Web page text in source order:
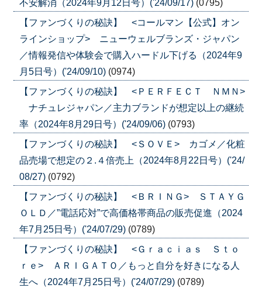
不安解消（2024年9月12日号）('24/09/17) (0795)
【ファンづくりの秘訣】 <コールマン【公式】オン
ラインショップ> ニューウェルブランズ・ジャパン
／情報発信や体験会で購入ハードル下げる（2024年9
月5日号）('24/09/10) (0974)
【ファンづくりの秘訣】 <ＰＥＲＦＥＣＴ ＮＭＮ>
ナチュレジャパン／主力ブランドが想定以上の継続
率（2024年8月29日号）('24/09/06) (0793)
【ファンづくりの秘訣】 <ＳＯＶＥ> カゴメ／化粧
品売場で想定の２.４倍売上（2024年8月22日号）('24/
08/27) (0792)
【ファンづくりの秘訣】 <ＢＲＩＮＧ> ＳＴＡＹＧ
ＯＬＤ／”電話応対”で高価格帯商品の販売促進（2024
年7月25日号）('24/07/29) (0789)
【ファンづくりの秘訣】 <Ｇｒａｃｉａｓ Ｓｔｏ
ｒｅ> ＡＲＩＧＡＴＯ／もっと自分を好きになる人
生へ（2024年7月25日号）('24/07/29) (0789)